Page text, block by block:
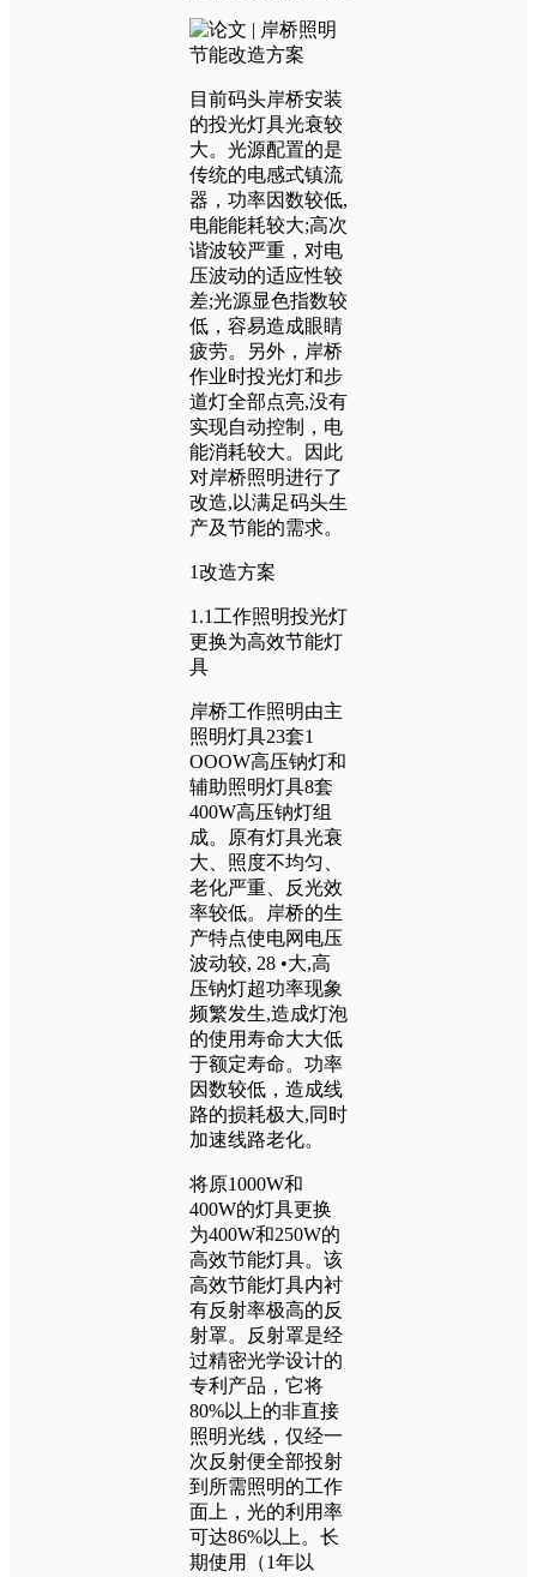
目前码头岸桥安装
的投光灯具光衰较
大。光源配置的是
传统的电感式镇流
器，功率因数较低,
电能能耗较大;高次
谐波较严重，对电
压波动的适应性较
差;光源显色指数较
低，容易造成眼睛
疲劳。另外，岸桥
作业时投光灯和步
道灯全部点亮,没有
实现自动控制，电
能消耗较大。因此
对岸桥照明进行了
改造,以满足码头生
产及节能的需求。
1改造方案
1.1工作照明投光灯
更换为高效节能灯
具
岸桥工作照明由主
照明灯具23套1
OOOW高压钠灯和
辅助照明灯具8套
400W高压钠灯组
成。原有灯具光衰
大、照度不均匀、
老化严重、反光效
率较低。岸桥的生
产特点使电网电压
波动较, 28 •大,高
压钠灯超功率现象
频繁发生,造成灯泡
的使用寿命大大低
于额定寿命。功率
因数较低，造成线
路的损耗极大,同时
加速线路老化。
将原1000W和
400W的灯具更换
为400W和250W的
高效节能灯具。该
高效节能灯具内衬
有反射率极高的反
射罩。反射罩是经
过精密光学设计的
专利产品，它将
80%以上的非直接
照明光线，仅经一
次反射便全部投射
到所需照明的工作
面上，光的利用率
可达86%以上。长
期使用（1年以